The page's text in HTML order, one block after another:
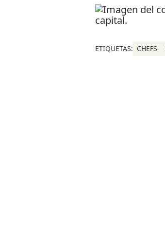
ETIQUETAS: CHEFS